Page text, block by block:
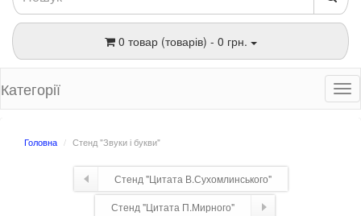
0 товар (товарів) - 0 грн.
Категорії
Головна Стенд "Звуки і букви"
Стенд "Цитата В.Сухомлинського"
Стенд "Цитата П.Мирного"